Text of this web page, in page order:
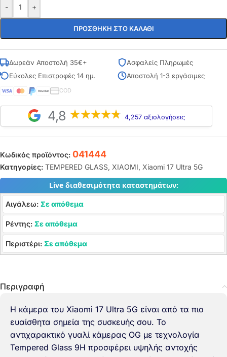
- +
ΠΡΟΣΘΉΚΗ ΣΤΟ ΚΑΛΆΘΙ
Δωρεάν Αποστολή 35€+
Ασφαλείς Πληρωμές
Εύκολες Επιστροφές 14 ημ.
Αποστολή 1-3 εργάσιμες
COD
4,8 4,257 αξιολογήσεις
Κωδικός προϊόντος: 041444
Κατηγορίες: TEMPERED GLASS, XIAOMI, Xiaomi 17 Ultra 5G
Live διαθεσιμότητα καταστημάτων:
Αιγάλεω: Σε απόθεμα
Ρέντης: Σε απόθεμα
Περιστέρι: Σε απόθεμα
Περιγραφή
Η κάμερα του Xiaomi 17 Ultra 5G είναι από τα πιο
ευαίσθητα σημεία της συσκευής σου. Το
αντιχαρακτικό γυαλί κάμερας OG με τεχνολογία
Tempered Glass 9H προσφέρει υψηλής αντοχής